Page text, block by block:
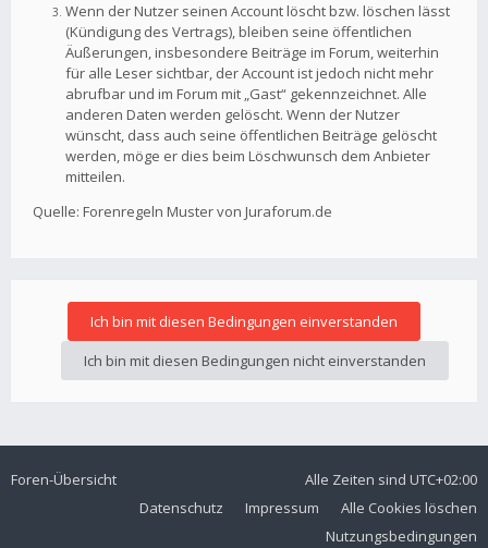
Wenn der Nutzer seinen Account löscht bzw. löschen lässt
(Kündigung des Vertrags), bleiben seine öffentlichen
Äußerungen, insbesondere Beiträge im Forum, weiterhin
für alle Leser sichtbar, der Account ist jedoch nicht mehr
abrufbar und im Forum mit „Gast“ gekennzeichnet. Alle
anderen Daten werden gelöscht. Wenn der Nutzer
wünscht, dass auch seine öffentlichen Beiträge gelöscht
werden, möge er dies beim Löschwunsch dem Anbieter
mitteilen.
Quelle: Forenregeln Muster von Juraforum.de
Foren-Übersicht Alle Zeiten sind UTC+02:00
Alle Cookies löschen
Impressum
Datenschutz
Nutzungsbedingungen